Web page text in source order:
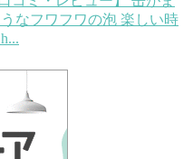
なフワフワの泡 楽しい時